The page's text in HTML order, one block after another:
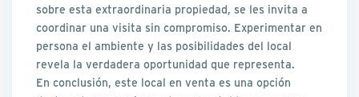
sobre esta extraordinaria propiedad, se les invita a
coordinar una visita sin compromiso. Experimentar en
persona el ambiente y las posibilidades del local
revela la verdadera oportunidad que representa.
En conclusión, este local en venta es una opción